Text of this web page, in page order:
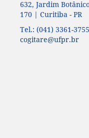
632, Jardim
170 | Curitiba - PR
Tel.: (041) 3361-
cogitare@ufpr.br